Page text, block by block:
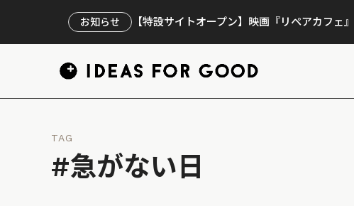
お知らせ 【特設サイトオープン】映画『リペアカフェ
TAG
#急がない日